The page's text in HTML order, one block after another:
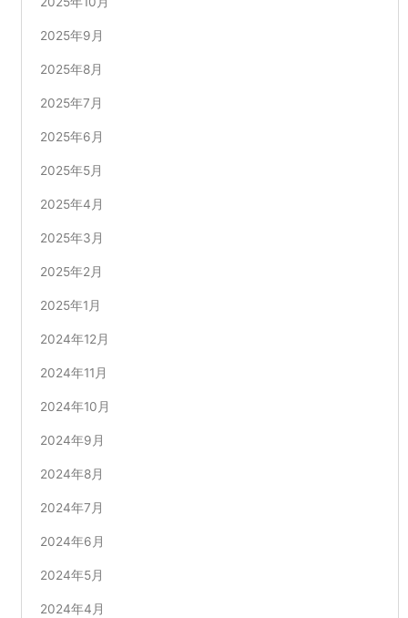
2025年9月
2025年8月
2025年7月
2025年6月
2025年5月
2025年4月
2025年3月
2025年2月
2025年1月
2024年12月
2024年11月
2024年10月
2024年9月
2024年8月
2024年7月
2024年6月
2024年5月
2024年4月